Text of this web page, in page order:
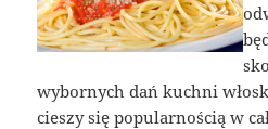
wybornych dań kuchni
cieszy się popularnością w